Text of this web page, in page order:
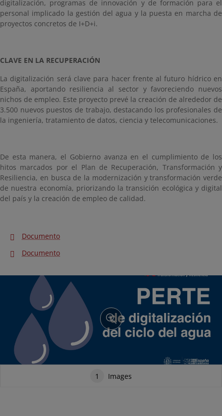
digitalización, programas de innovación y de formación para el
personal implicado la gestión del agua y la puesta en marcha de
proyectos concretos de I+D+i.
CLAVE EN LA RECUPERACIÓN
La digitalización será clave para hacer frente al futuro hídrico en
España, aportando resiliencia al sector y favoreciendo nuevos
nichos de empleo. Este proyecto prevé la creación de alrededor de
3.500 nuevos puestos de trabajo, destacando los profesionales de
la ingeniería, tratamiento de datos, ciencia y telecomunicaciones.
De esta manera, el Gobierno avanza en el cumplimiento de los
hitos marcados por el Plan de Recuperación, Transformación y
Resiliencia, en busca de la modernización y transformación verde
de nuestra economía, priorizando la transición ecológica y digital
del país y la creación de empleo de calidad.
Documento
Documento
1 Images